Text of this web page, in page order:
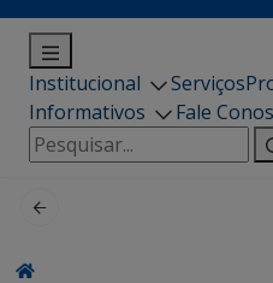
Institucional Serviços
Informativos
Fale
Pesquisar
por: